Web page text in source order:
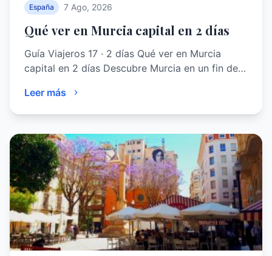
España 7 Ago, 2026
Qué ver en Murcia capital en 2 días
Guía Viajeros 17 · 2 días Qué ver en Murcia
capital en 2 días Descubre Murcia en un fin de…
Leer más